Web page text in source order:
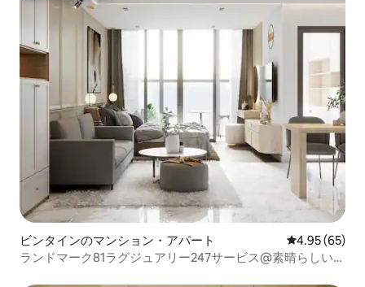
ビンタインのマンション・アパート レビュー65
4.95 (65)
ランドマーク81ラグジュアリー247サービス@素晴らしい眺